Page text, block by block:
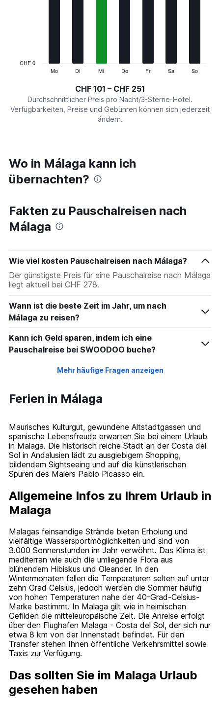
values.
Range:
Mo Di Mi Do Fr Sa So
CHF 0
CHF 101 – CHF 251
Durchschnittlicher Preis pro Nacht/3-Sterne-Hotel.
Verfügbarkeiten, Preise und Gebühren können sich jederzeit
ändern.
Wo in Málaga kann ich
übernachten?
Fakten zu Pauschalreisen nach
Málaga
Wie viel kosten Pauschalreisen nach Málaga?
Der günstigste Preis für eine Pauschalreise nach Málaga
liegt aktuell bei CHF 278.
Wann ist die beste Zeit im Jahr, um nach
Málaga zu reisen?
Kann ich Geld sparen, indem ich eine
Pauschalreise bei SWOODOO buche?
Mehr häufige Fragen anzeigen
Ferien in Málaga
Maurisches Kulturgut, gewundene Altstadtgassen und
spanische Lebensfreude erwarten Sie bei einem Urlaub
in Malaga. Die historisch reiche Stadt an der Costa del
Sol in Andalusien lädt zu ausgiebigem Shopping,
bildendem Sightseeing und auf die künstlerischen
Spuren des Malers Pablo Picasso ein.
Allgemeine Infos zu Ihrem Urlaub in
Malaga
Malagas feinsandige Strände bieten Erholung und
vielfältige Wassersportmöglichkeiten und sind von
3.000 Sonnenstunden im Jahr verwöhnt. Das Klima ist
mediterran wie auch die umliegende Flora aus
blühendem Hibiskus und Oleander. In den
Wintermonaten fallen die Temperaturen selten auf unter
zehn Grad Celsius, jedoch werden die Sommer häufig
von hohen Temperaturen nahe der 40-Grad-Celsius-
Marke bestimmt. In Malaga gilt wie in heimischen
Gefilden die mitteleuropäische Zeit. Die Anreise erfolgt
über den Flughafen Malaga - Costa del Sol, der sich nur
etwa 8 km von der Innenstadt befindet. Für den
Transfer stehen Ihnen öffentliche Verkehrsmittel sowie
Taxis zur Verfügung.
Das sollten Sie im Malaga Urlaub
gesehen haben